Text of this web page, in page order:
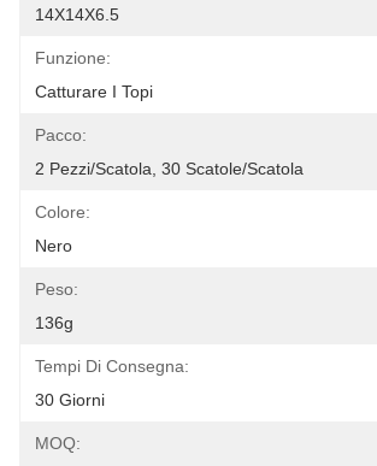
14X14X6.5
Funzione:
Catturare I Topi
Pacco:
2 Pezzi/scatola, 30 Scatole/scatola
Colore:
Nero
Peso:
136g
Tempi Di Consegna:
30 Giorni
MOQ: